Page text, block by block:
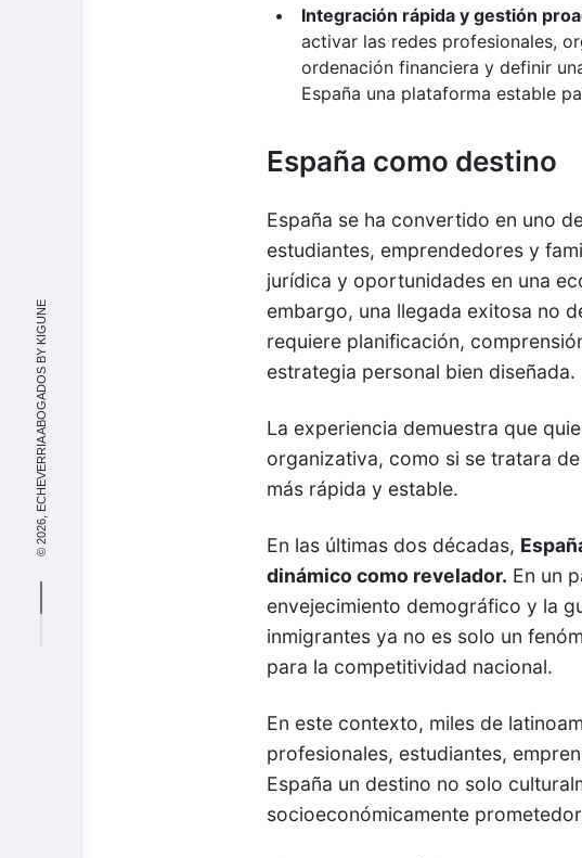
© 2026, ECHEVERRIA ABOGADOS BY
KIGUNE
Integración rápida y gestión
activar las redes profesionales,
ordenación financiera y definir
España una plataforma estable
España como destino
España se ha convertido en uno
estudiantes, emprendedores y
jurídica y oportunidades en una
embargo, una llegada exitosa no
requiere planificación,
estrategia personal bien diseñada.
La experiencia demuestra que
organizativa, como si se tratara
más rápida y estable.
En las últimas dos décadas,
dinámico como revelador. En un
envejecimiento demográfico y la
inmigrantes ya no es solo un
para la competitividad nacional.
En este contexto, miles de
profesionales, estudiantes,
España un destino no solo
socioeconómicamente